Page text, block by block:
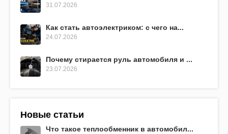
31.07.2026
Как стать автоэлектриком: с чего на...
24.07.2026
Почему стирается руль автомобиля и ...
23.07.2026
Новые статьи
Что такое теплообменник в автомобил...